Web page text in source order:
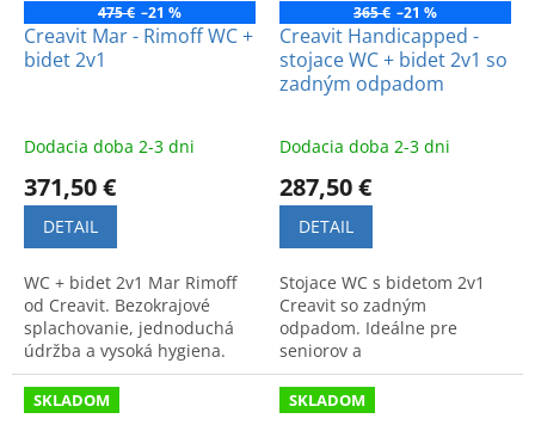
475 € –21 %
Creavit Mar - Rimoff WC +
bidet 2v1
Dodacia doba 2-3 dni
371,50 €
DETAIL
WC + bidet 2v1 Mar Rimoff
od Creavit. Bezokrajové
splachovanie, jednoduchá
údržba a vysoká hygiena.
Praktické riešenie MA3641
pre vašu kúpeľňu.
365 € –21 %
Creavit Handicapped -
stojace WC + bidet 2v1 so
zadným odpadom
Dodacia doba 2-3 dni
287,50 €
DETAIL
Stojace WC s bidetom 2v1
Creavit so zadným
odpadom. Ideálne pre
seniorov a
hendikepovaných.
Zabezpečuje komfort,
bezpečnosť a hygienu v
SKLADOM SKLADOM